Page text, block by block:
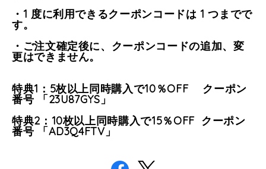
・1 度に利用できるクーポンコードは 1 つまでで
す。
・ご注文確定後に、クーポンコードの追加、変
更はできません。
特典1：5枚以上同時購入で10％OFF クーポン
番号 「23U87GYS」
特典2：10枚以上同時購入で15％OFF クーポン
番号 「AD3Q4FTV」